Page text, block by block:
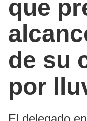
que
de su
por